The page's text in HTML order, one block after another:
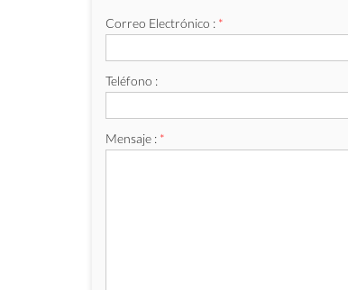
Correo Electrónico : *
Teléfono :
Mensaje : *